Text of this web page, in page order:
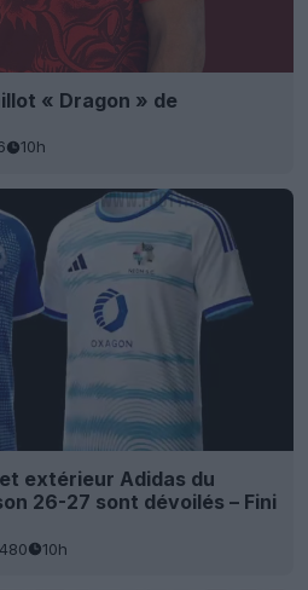
« Dragon » de
10h
extérieur Adidas du
26-27 sont dévoilés – Fini
480 10h